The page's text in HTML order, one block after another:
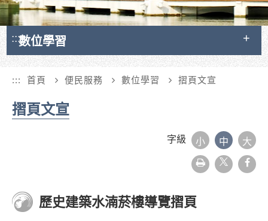
:::數位學習
::: 首頁 便民服務 數位學習 摺頁文宣
摺頁文宣
字級 小 中 大
友
善
歷史建築水湳菸樓導覽摺頁